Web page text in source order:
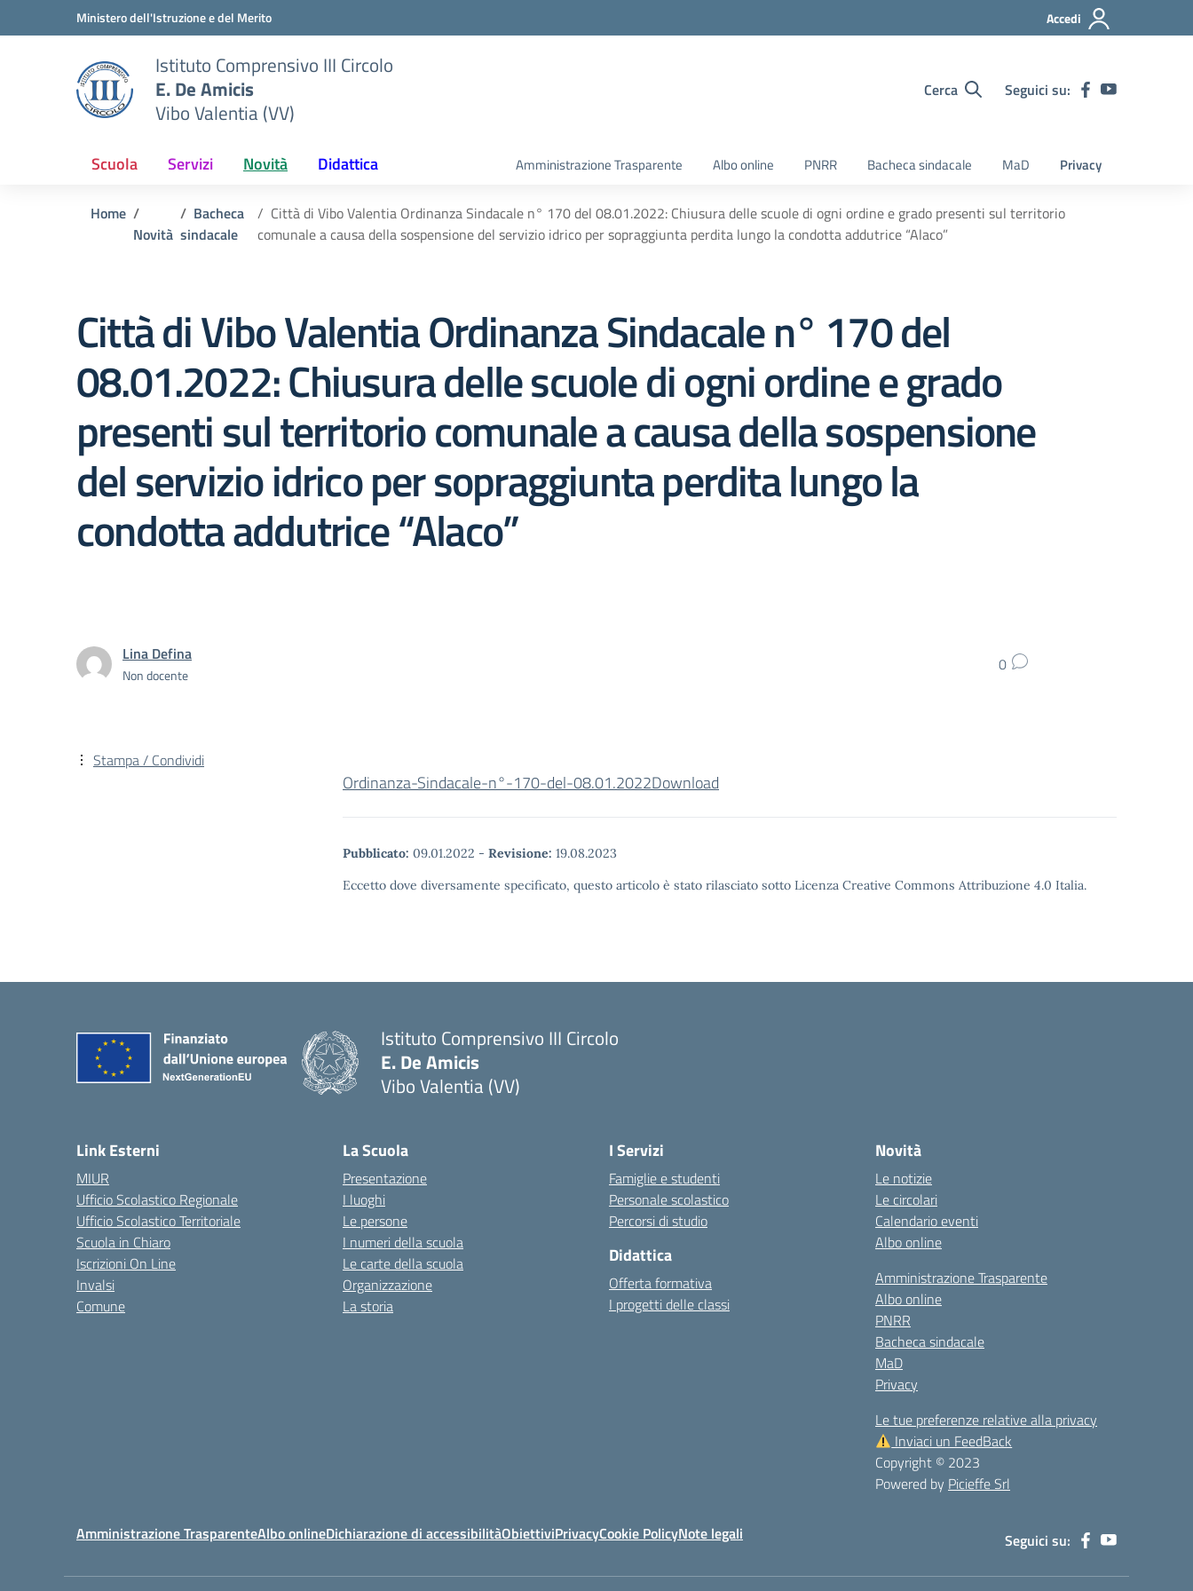
Vai ai contenuti
Vai al menu di navigazioneMinistero dell'Istruzione e del Merito Accedi
Istituto Comprensivo III Circolo
E. De Amicis
Vibo Valentia (VV)
Cerca Seguici su:
Scuola Servizi Novità Didattica Amministrazione Trasparente Albo online PNRR Bacheca sindacale MaD Privacy
Home
Novità
Bacheca
sindacale
Città di Vibo Valentia Ordinanza Sindacale n° 170 del 08.01.2022: Chiusura delle scuole di ogni ordine e grado presenti sul territorio
comunale a causa della sospensione del servizio idrico per sopraggiunta perdita lungo la condotta addutrice “Alaco”
Città di Vibo Valentia Ordinanza Sindacale n° 170 del
08.01.2022: Chiusura delle scuole di ogni ordine e grado
presenti sul territorio comunale a causa della sospensione
del servizio idrico per sopraggiunta perdita lungo la
condotta addutrice “Alaco”
Lina Defina
Non docente 0
Ordinanza-Sindacale-n°-170-del-08.01.2022Download
Pubblicato: 09.01.2022 - Revisione: 19.08.2023
Eccetto dove diversamente specificato, questo articolo è stato rilasciato sotto Licenza Creative Commons Attribuzione 4.0 Italia.
Stampa / Condividi
Istituto Comprensivo III Circolo
E. De Amicis
Vibo Valentia (VV)
Link Esterni
MIUR
Ufficio Scolastico Regionale
Ufficio Scolastico Territoriale
Scuola in Chiaro
Iscrizioni On Line
Invalsi
Comune
La Scuola
Presentazione
I luoghi
Le persone
I numeri della scuola
Le carte della scuola
Organizzazione
La storia
I Servizi
Famiglie e studenti
Personale scolastico
Percorsi di studio
Didattica
Offerta formativa
I progetti delle classi
Novità
Le notizie
Le circolari
Calendario eventi
Albo online
Amministrazione Trasparente
Albo online
PNRR
Bacheca sindacale
MaD
Privacy
Le tue preferenze relative alla privacy
Inviaci un FeedBack
Copyright © 2023
Powered by Picieffe Srl
Amministrazione TrasparenteAlbo onlineDichiarazione di accessibilitàObiettiviPrivacyCookie PolicyNote legali Seguici su: